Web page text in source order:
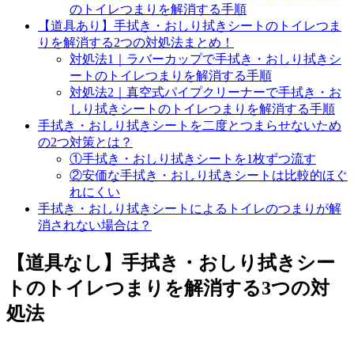
のトイレつまりを解消する手順
【道具あり】手拭き・おしり拭きシートのトイレつま
りを解消する2つの対処法まとめ！
対処法1｜ラバーカップで手拭き・おしり拭きシ
ートのトイレつまりを解消する手順
対処法2｜真空式パイプクリーナーで手拭き・お
しり拭きシートのトイレつまりを解消する手順
手拭き・おしり拭きシートを二度とつまらせないため
の2つ対策とは？
①手拭き・おしり拭きシートを1枚ずつ流す
②安価な手拭き・おしり拭きシートは比較的ほぐ
れにくい
手拭き・おしり拭きシートによるトイレのつまりが解
消されない場合は？
【道具なし】手拭き・おしり拭きシー
トのトイレつまりを解消する3つの対
処法